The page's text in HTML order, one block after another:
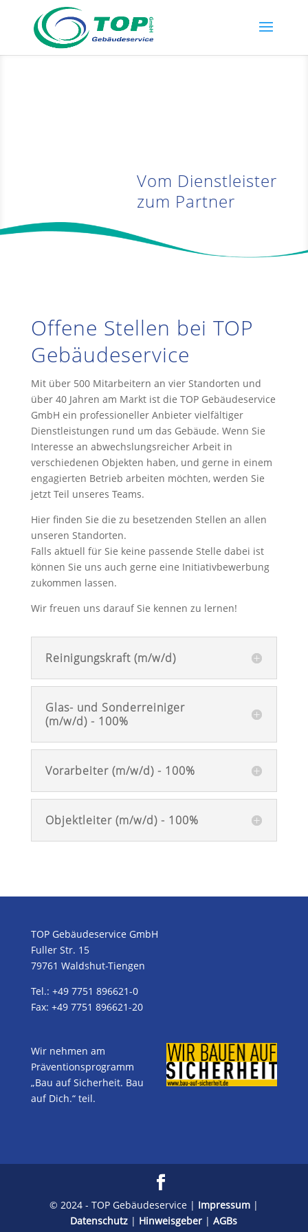
Vom Dienstleister
zum Partner
Offene Stellen bei TOP
Gebäudeservice
Mit über 500 Mitarbeitern an vier Standorten und
über 40 Jahren am Markt ist die TOP Gebäudeservice
GmbH ein professioneller Anbieter vielfältiger
Dienstleistungen rund um das Gebäude. Wenn Sie
Interesse an abwechslungsreicher Arbeit in
verschiedenen Objekten haben, und gerne in einem
engagierten Betrieb arbeiten möchten, werden Sie
jetzt Teil unseres Teams.
Hier finden Sie die zu besetzenden Stellen an allen
unseren Standorten.
Falls aktuell für Sie keine passende Stelle dabei ist
können Sie uns auch gerne eine Initiativbewerbung
zukommen lassen.
Wir freuen uns darauf Sie kennen zu lernen!
Reinigungskraft (m/w/d)
Glas- und Sonderreiniger
(m/w/d) - 100%
Vorarbeiter (m/w/d) - 100%
Objektleiter (m/w/d) - 100%
TOP Gebäudeservice GmbH
Fuller Str. 15
79761 Waldshut-Tiengen
Tel.: +49 7751 896621-0
Fax: +49 7751 896621-20
Wir nehmen am
Präventionsprogramm
„Bau auf Sicherheit. Bau
auf Dich.“ teil.
© 2024 - TOP Gebäudeservice | Impressum|
Datenschutz | Hinweisgeber |AGBs